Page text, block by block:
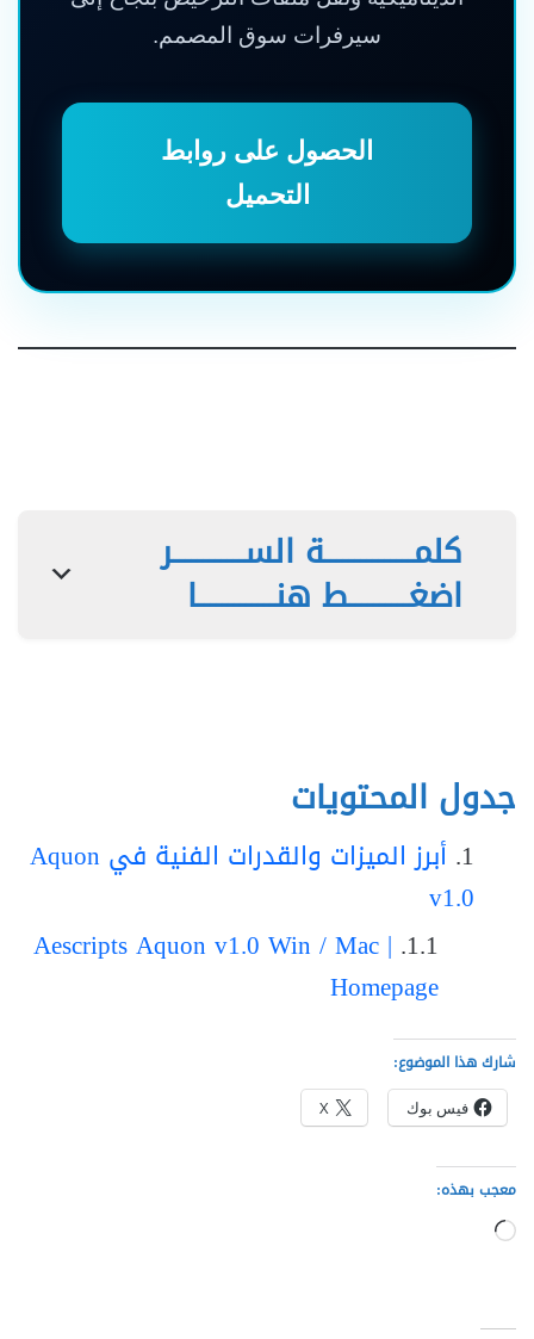
سيرفرات سوق المصمم.
الحصول على روابط
التحميل
كلمـــــــــــــــة الســــــــــــر
اضغــــــــــط هنـــــــــــــا
جدول المحتويات
أبرز الميزات والقدرات الفنية في Aquon
v1.0
Aescripts Aquon v1.0 Win / Mac |
Homepage
شارك هذا الموضوع:
فيس بوك X
معجب بهذه:
جاري